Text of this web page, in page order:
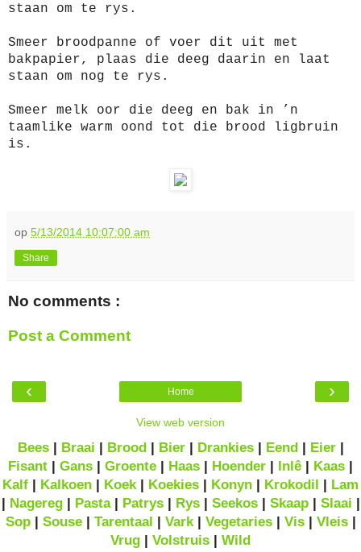
staan om te rys.
Smeer broodpanne of voer dit uit met
bakpapier, plaas die deeg daarin en laat
staan om nog te rys.
Smeer melk oor die deeg en bak in ’n
taamlike warm oond tot die brood ligbruin
is.
op 5/13/2014 10:07:00 am
Share
No comments :
Post a Comment
‹ ›
Home
View web version
Bees| Braai | Brood| Bier| Drankies| Eend| Eier|
Fisant | Gans | Groente | Haas | Hoender | Inlê | Kaas |
Kalf | Kalkoen | Koek | Koekies | Konyn | Krokodil | Lam
| Nagereg| Pasta| Patrys| Rys| Seekos| Skaap| Slaai |
Sop| Souse| Tarentaal | Vark| Vegetaries| Vis| Vleis|
Vrug | Volstruis | Wild